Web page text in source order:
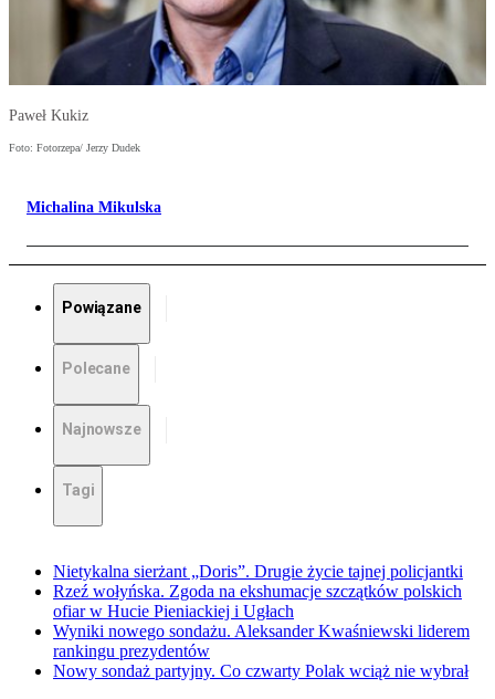
Paweł Kukiz
Foto: Fotorzepa/ Jerzy Dudek
Michalina Mikulska
Powiązane
Polecane
Najnowsze
Tagi
Nietykalna sierżant „Doris”. Drugie życie tajnej policjantki
Rzeź wołyńska. Zgoda na ekshumacje szczątków polskich
ofiar w Hucie Pieniackiej i Ugłach
Wyniki nowego sondażu. Aleksander Kwaśniewski liderem
rankingu prezydentów
Nowy sondaż partyjny. Co czwarty Polak wciąż nie wybrał